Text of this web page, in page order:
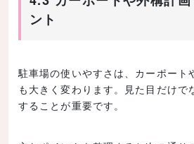
ント
駐車場の使いやすさは、カーポート
も大きく変わります。見た目だけで
することが重要です。